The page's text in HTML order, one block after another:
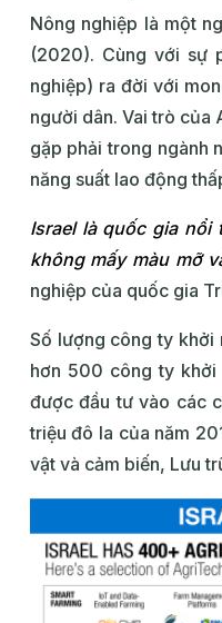
Nông nghiệp là một
(2020). Cùng với sự
nghiệp) ra đời với
người dân. Vai trò của
gặp phải trong ngành
năng suất lao động
Israel là quốc gia
không mấy màu mỡ
nghiệp của quốc gia
Số lượng công ty khởi
hơn 500 công ty khởi
được đầu tư vào các
triệu đô la của năm
vật và cảm biến, Lưu